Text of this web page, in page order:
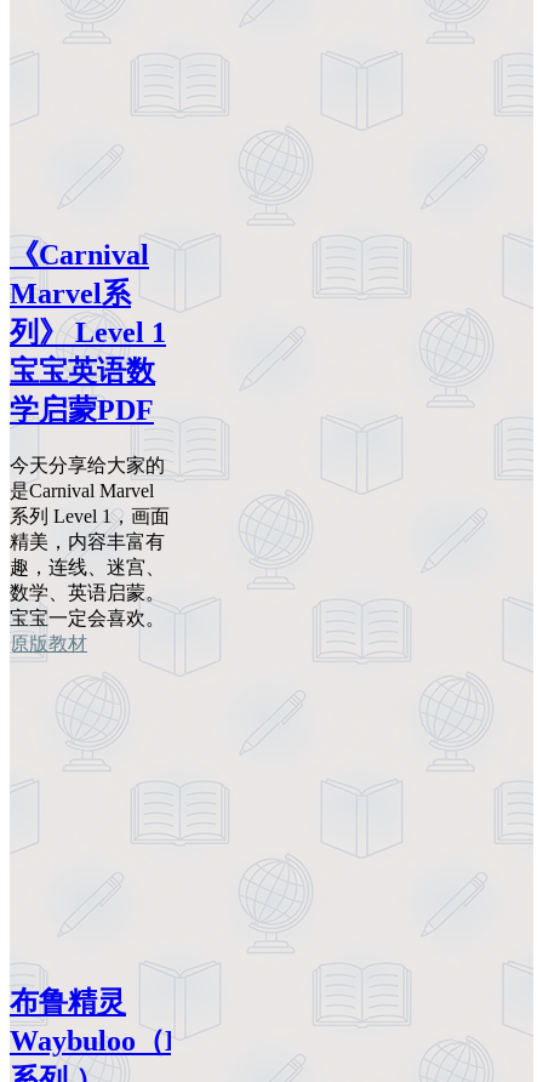
《Carnival
Marvel系
列》 Level 1
宝宝英语数
学启蒙PDF
今天分享给大家的
是Carnival Marvel
系列 Level 1，画面
精美，内容丰富有
趣，连线、迷宫、
数学、英语启蒙。
宝宝一定会喜欢。
原版教材
布鲁精灵
Waybuloo（BBC